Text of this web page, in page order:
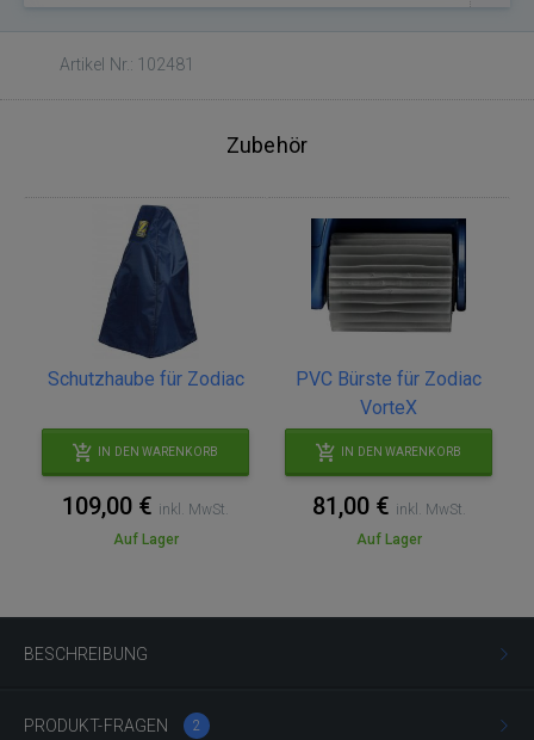
Artikel Nr.: 102481
Zubehör
Schutzhaube für Zodiac
IN DEN WARENKORB
109,00 € inkl. MwSt.
Auf Lager
PVC Bürste für Zodiac
VorteX
IN DEN WARENKORB
81,00 € inkl. MwSt.
Auf Lager
BESCHREIBUNG
PRODUKT-FRAGEN 2